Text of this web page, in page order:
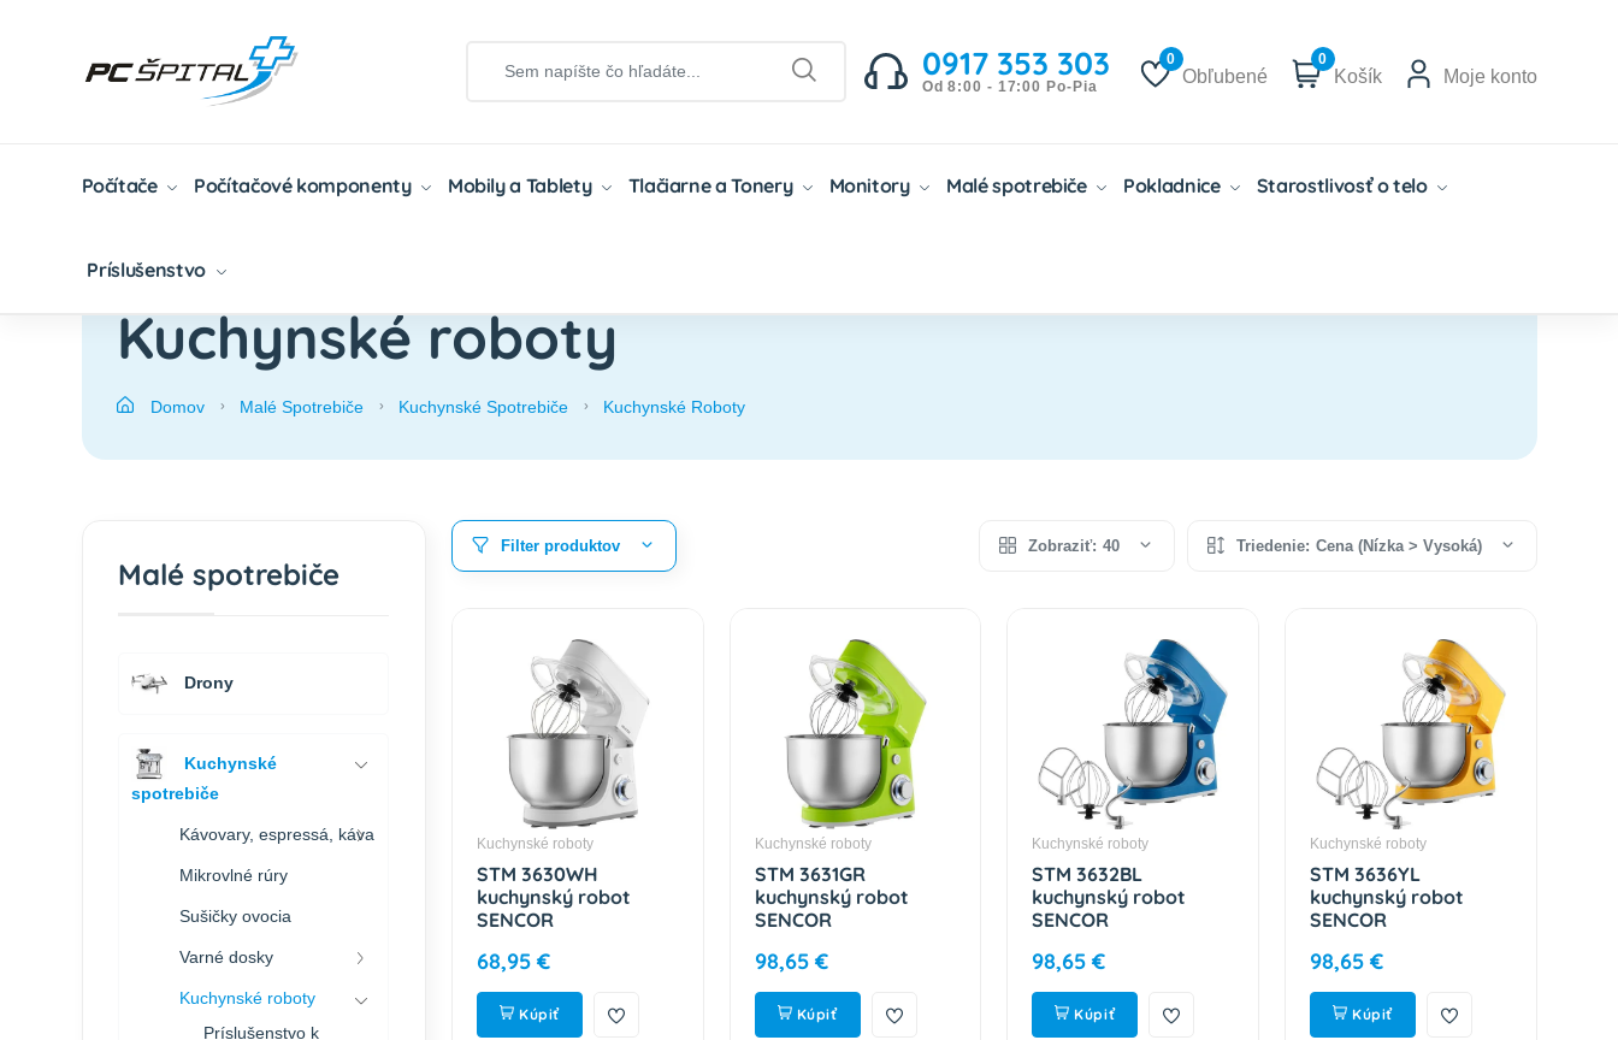
0917 353 303
Od 8:00 - 17:00 Po-Pia
0
Obľubené
0
Košík Moje konto
Počítače Počítačové komponenty Mobily a Tablety Tlačiarne a Tonery Monitory Malé spotrebiče Pokladnice Starostlivosť o telo
Príslušenstvo
Kuchynské roboty
Domov Malé Spotrebiče Kuchynské Spotrebiče Kuchynské Roboty
Filter produktov Zobraziť: 40 Triedenie: Cena (Nízka > Vysoká)
Kuchynské roboty
STM 3630WH
kuchynský robot
SENCOR
68,95 €
Kúpiť
Kuchynské roboty
STM 3631GR
kuchynský robot
SENCOR
98,65 €
Kúpiť
Kuchynské roboty
STM 3632BL
kuchynský robot
SENCOR
98,65 €
Kúpiť
Kuchynské roboty
STM 3636YL
kuchynský robot
SENCOR
98,65 €
Kúpiť
Malé spotrebiče
Drony
Kuchynské
spotrebiče
Kávovary, espressá, káva
Mikrovlné rúry
Sušičky ovocia
Varné dosky
Kuchynské roboty
Príslušenstvo k